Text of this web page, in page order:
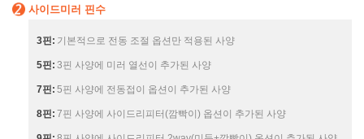
사이드미러 핀수
3핀: 기본적으로 전동 조절 옵션만 적용된 사양
5핀: 3핀 사양에 미러 열선이 추가된 사양
7핀: 5핀 사양에 전동접이 옵션이 추가된 사양
8핀: 7핀 사양에 사이드리피터(깜빡이) 옵션이 추가된 사양